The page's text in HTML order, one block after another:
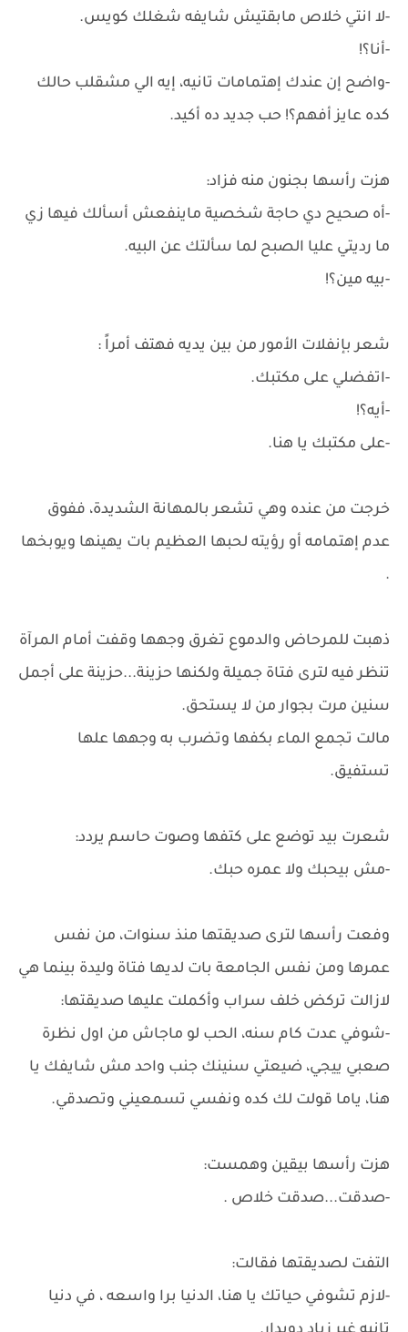
-لا انتي خلاص مابقتيش شايفه شغلك كويس.
-أنا؟!
-واضح إن عندك إهتمامات تانيه، إيه الي مشقلب حالك
كده عايز أفهم؟! حب جديد ده أكيد.
هزت رأسها بجنون منه فزاد:
-أه صحيح دي حاجة شخصية ماينفعش أسألك فيها زي
ما رديتي عليا الصبح لما سألتك عن البيه.
-بيه مين؟!
شعر بإنفلات الأمور من بين يديه فهتف أمراً :
-اتفضلي على مكتبك.
-أيه؟!
-على مكتبك يا هنا.
خرجت من عنده وهي تشعر بالمهانة الشديدة، ففوق
عدم إهتمامه أو رؤيته لحبها العظيم بات يهينها ويوبخها
.
ذهبت للمرحاض والدموع تغرق وجهها وقفت أمام المرآة
تنظر فيه لترى فتاة جميلة ولكنها حزينة...حزينة على أجمل
سنين مرت بجوار من لا يستحق.
مالت تجمع الماء بكفها وتضرب به وجهها علها
تستفيق.
شعرت بيد توضع على كتفها وصوت حاسم يردد:
-مش بيحبك ولا عمره حبك.
وفعت رأسها لترى صديقتها منذ سنوات، من نفس
عمرها ومن نفس الجامعة بات لديها فتاة وليدة بينما هي
لازالت تركض خلف سراب وأكملت عليها صديقتها:
-شوفي عدت كام سنه، الحب لو ماجاش من اول نظرة
صعبي ييجي، ضيعتي سنينك جنب واحد مش شايفك يا
هنا، ياما قولت لك كده ونفسي تسمعيني وتصدقي.
هزت رأسها بيقين وهمست:
-صدقت...صدقت خلاص .
التفت لصديقتها فقالت:
-لازم تشوفي حياتك يا هنا، الدنيا برا واسعه ، في دنيا